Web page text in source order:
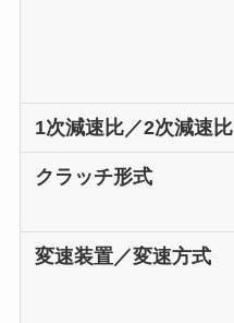
1次減速比／2次減速比
クラッチ形式
変速装置／変速方式